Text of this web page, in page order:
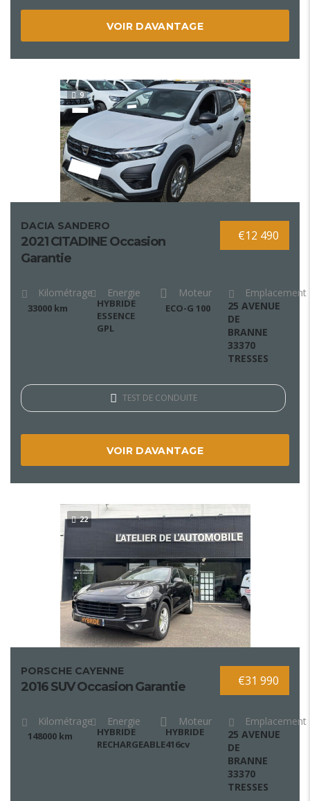
VOIR DAVANTAGE
9
€12 490
DACIA SANDERO
2021 CITADINE Occasion
Garantie
Kilométrage
33000 km
Energie
HYBRIDE
ESSENCE
GPL
Moteur
ECO-G 100
Emplacement
25 AVENUE
DE
BRANNE
33370
TRESSES
TEST DE CONDUITE
VOIR DAVANTAGE
22
€31 990
PORSCHE CAYENNE
2016 SUV Occasion Garantie
Kilométrage
148000 km
Energie
HYBRIDE
RECHARGEABLE
Moteur
HYBRIDE
416cv
Emplacement
25 AVENUE
DE
BRANNE
33370
TRESSES